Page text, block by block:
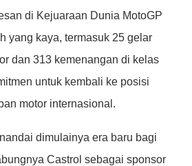
di Kejuaraan Dunia MotoGP
yang kaya, termasuk 25 gelar
dan 313 kemenangan di kelas
untuk kembali ke posisi
motor internasional.
dimulainya era baru bagi
Castrol sebagai sponsor